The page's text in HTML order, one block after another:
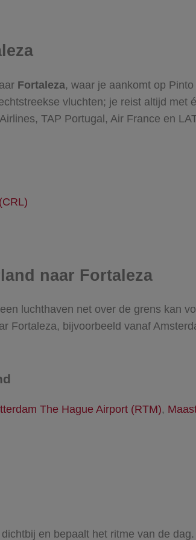
Fortaleza, waar je aankomt op
vluchten; je reist altijd met
TAP Portugal, Air France en
naar Fortaleza
luchthaven net over de grens kan
Fortaleza, bijvoorbeeld vanaf
The Hague Airport (RTM),
en bepaalt het ritme van de